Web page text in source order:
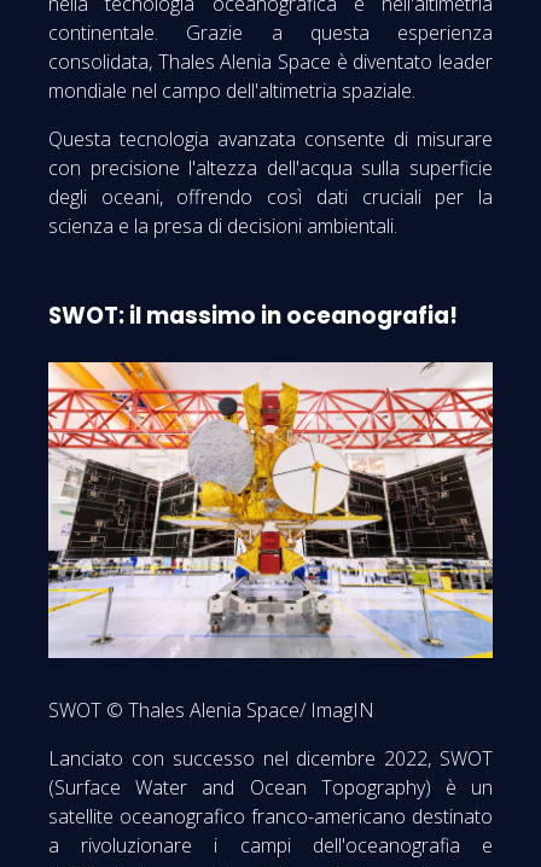
continentale. Grazie a questa esperienza
consolidata, Thales Alenia Space è diventato leader
mondiale nel campo dell'altimetria spaziale.
Questa tecnologia avanzata consente di misurare
con precisione l'altezza dell'acqua sulla superficie
degli oceani, offrendo così dati cruciali per la
scienza e la presa di decisioni ambientali.
SWOT: il massimo in oceanografia!
SWOT © Thales Alenia Space/ ImagIN
Lanciato con successo nel dicembre 2022, SWOT
(Surface Water and Ocean Topography) è un
satellite oceanografico franco-americano destinato
a rivoluzionare i campi dell'oceanografia e